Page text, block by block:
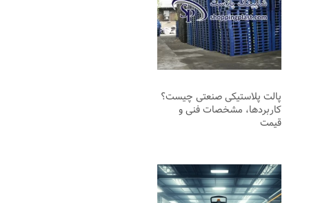
پالت پلاستیکی صنعتی چیست؟
کاربردها، مشخصات فنی و
قیمت